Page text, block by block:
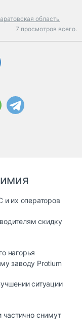
область
7 просмотров всего.
и их операторов
скидку
нагорья
заводу Protium
ситуации
частично снимут